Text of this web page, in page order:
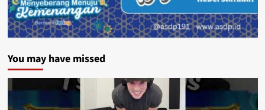
You may have missed